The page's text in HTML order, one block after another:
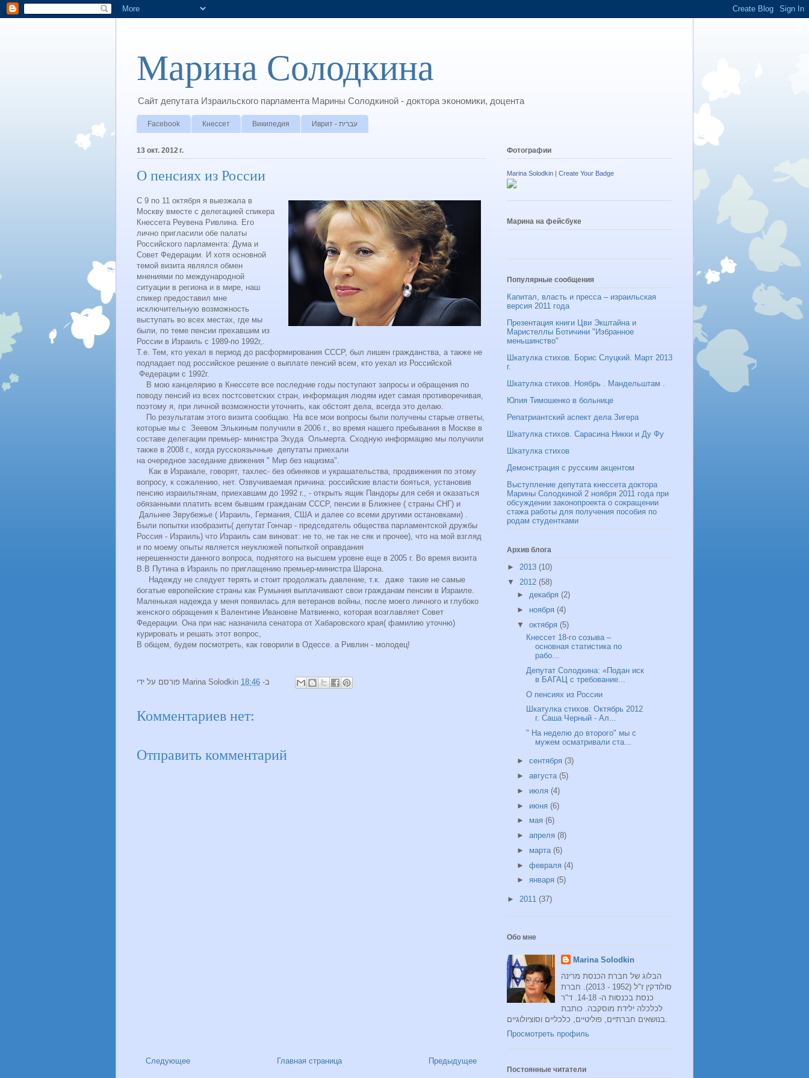
Марина Солодкина
Сайт депутата Израильского парламента Марины Солодкиной - доктора экономики, доцента
Facebook Кнессет Википедия Иврит - עברית
13 окт. 2012 г.
О пенсиях из России
С 9 по 11 октября я выезжала в
Москву вместе с делегацией спикера
Кнессета Реувена Ривлина. Его
лично пригласили обе палаты
Российского парламента: Дума и
Совет Федерации. И хотя основной
темой визита являлся обмен
мнениями по международной
ситуации в региона и в мире, наш
спикер предоставил мне
исключительную возможность
выступать во всех местах, где мы
были, по теме пенсии прехавшим из
России в Израиль с 1989-по 1992г,.
Т.е. Тем, кто уехал в период до расформирования СССР, был лишен гражданства, а также не
подпадает под российское решение о выплате пенсий всем, кто уехал из Российской
Федерации с 1992г.
В мою канцелярию в Кнессете все последние годы поступают запросы и обращения по
поводу пенсий из всех постсоветских стран, информация людям идет самая противоречивая,
поэтому я, при личной возможности уточнить, как обстоят дела, всегда это делаю.
По результатам этого визита сообщаю. На все мои вопросы были получены старые ответы,
которые мы с Зеевом Элькиным получили в 2006 г., во время нашего пребывания в Москве в
составе делегации премьер- министра Эхуда Ольмерта. Сходную информацию мы получили
также в 2008 г., когда русскоязычные депутаты приехали
на очередное заседание движения " Мир без нацизма".
Как в Израиале, говорят, тахлес- без обиняков и украшательства, продвижения по этому
вопросу, к сожалению, нет. Озвучиваемая причина: российские власти бояться, установив
пенсию израильтянам, приехавшим до 1992 г., - открыть ящик Пандоры для себя и оказаться
обязанными платить всем бывшим гражданам СССР, пенсии в Ближнее ( страны СНГ) и
Дальнее Зврубежье ( Израиль, Германия, США и далее со всеми другими остановками) .
Были попытки изобразить( депутат Гончар - председатель общества парламентской дружбы
Россия - Израиль) что Израиль сам виноват: не то, не так не сяк и прочее), что на мой взгляд
и по моему опыты является неуклюжей попыткой оправдания
нерешенности данного вопроса, поднятого на высшем уровне еще в 2005 г. Во время визита
В.В Путина в Израиль по приглащению премьер-министра Шарона.
Надежду не следует терять и стоит продолжать давление, т.к. даже такие не самые
богатые европейские страны как Румыния выплачивают свои гражданам пенсии в Израиле.
Маленькая надежда у меня появилась для ветеранов войны, после моего личного и глубоко
женского обращения к Валентине Ивановне Матвиенко, которая возглавляет Совет
Федерации. Она при нас назначила сенатора от Хабаровского края( фамилию уточню)
курировать и решать этот вопрос,
В общем, будем посмотреть, как говорили в Одессе. а Ривлин - молодец!
Marina Solodkin ב- 18:46
Комментариев нет:
Отправить комментарий
Следующее Предыдущее
Главная страница
Фотографии
Marina Solodkin | Create Your Badge
Марина на фейсбуке
Популярные сообщения
Капитал, власть и пресса – израильская
версия 2011 года
Презентация книги Цви Экштайна и
Маристеллы Ботичини "Избранное
меньшинство"
Шкатулка стихов. Борис Слуцкий. Март 2013
г.
Шкатулка стихов. Ноябрь . Мандельштам .
Юлия Тимошенко в больнице
Репатриантский аспект дела Зигера
Шкатулка стихов. Сарасина Никки и Ду Фу
Шкатулка стихов
Демонстрация с русским акцентом
Выступление депутата кнессета доктора
Марины Солодкиной 2 ноября 2011 года при
обсуждении законопроекта о сокращении
стажа работы для получения пособия по
родам студентками
Архив блога
► 2013 (10)
▼ 2012 (58)
► декабря (2)
► ноября (4)
▼ октября (5)
Кнессет 18-го созыва –
основная статистика по
рабо...
Депутат Солодкина: «Подан иск
в БАГАЦ с требование...
О пенсиях из России
Шкатулка стихов. Октябрь 2012
г. Саша Черный - Ал...
" На неделю до второго" мы с
мужем осматривали ста...
► сентября (3)
► августа (5)
► июля (4)
► июня (6)
► мая (6)
► апреля (8)
► марта (6)
► февраля (4)
► января (5)
► 2011 (37)
Обо мне
Marina Solodkin
הבלוג של חברת הכנסת מרינה
סולודקין ז"ל (1952 - 2013). חברת
כנסת בכנסות ה- 14-18. ד"ר
לכלכלה ילידת מוסקבה. כותבת
Просмотреть профиль
Постоянные читатели